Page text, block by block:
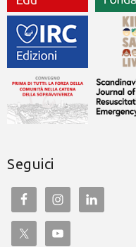
Seguici